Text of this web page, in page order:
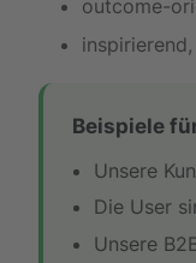
outcome-
Beispiele
Unsere
Die User
Unsere